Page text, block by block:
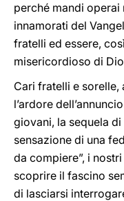
perché mandi operai
innamorati del
fratelli ed essere,
misericordioso di
Cari fratelli e
l’ardore
giovani, la sequela
sensazione di una
da compiere”, i
scoprire il fascino
di lasciarsi